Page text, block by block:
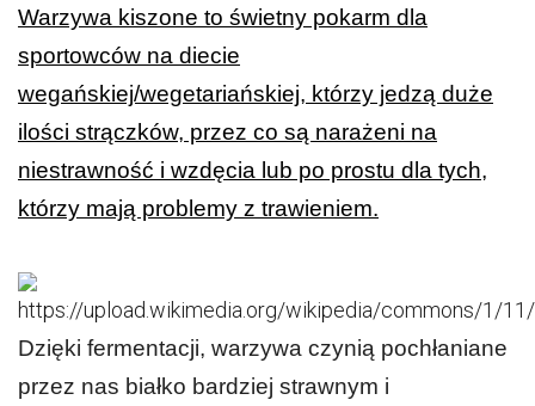
Warzywa kiszone to świetny pokarm dla
sportowców na diecie
wegańskiej/wegetariańskiej, którzy jedzą duże
ilości strączków, przez co są narażeni na
niestrawność i wzdęcia lub po prostu dla tych,
którzy mają problemy z trawieniem.
Dzięki fermentacji, warzywa czynią pochłaniane
przez nas białko bardziej strawnym i